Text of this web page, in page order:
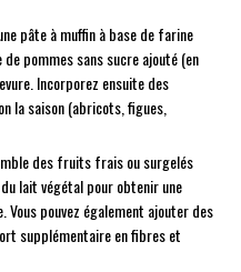
pâte à muffin à base de farine
pommes sans sucre ajouté (en
Incorporez ensuite des
la saison (abricots, figues,
des fruits frais ou surgelés
lait végétal pour obtenir une
pouvez également ajouter des
supplémentaire en fibres et